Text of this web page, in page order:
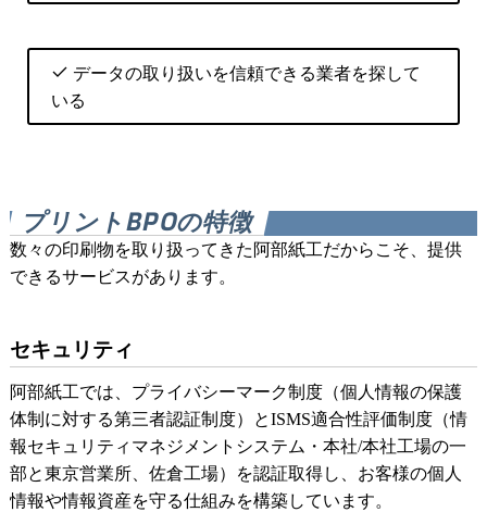
データの取り扱いを信頼できる業者を探して
いる
プリントBPOの特徴
数々の印刷物を取り扱ってきた阿部紙工だからこそ、提供
できるサービスがあります。
セキュリティ
阿部紙工では、プライバシーマーク制度（個人情報の保護
体制に対する第三者認証制度）とISMS適合性評価制度（情
報セキュリティマネジメントシステム・本社/本社工場の一
部と東京営業所、佐倉工場）を認証取得し、お客様の個人
情報や情報資産を守る仕組みを構築しています。